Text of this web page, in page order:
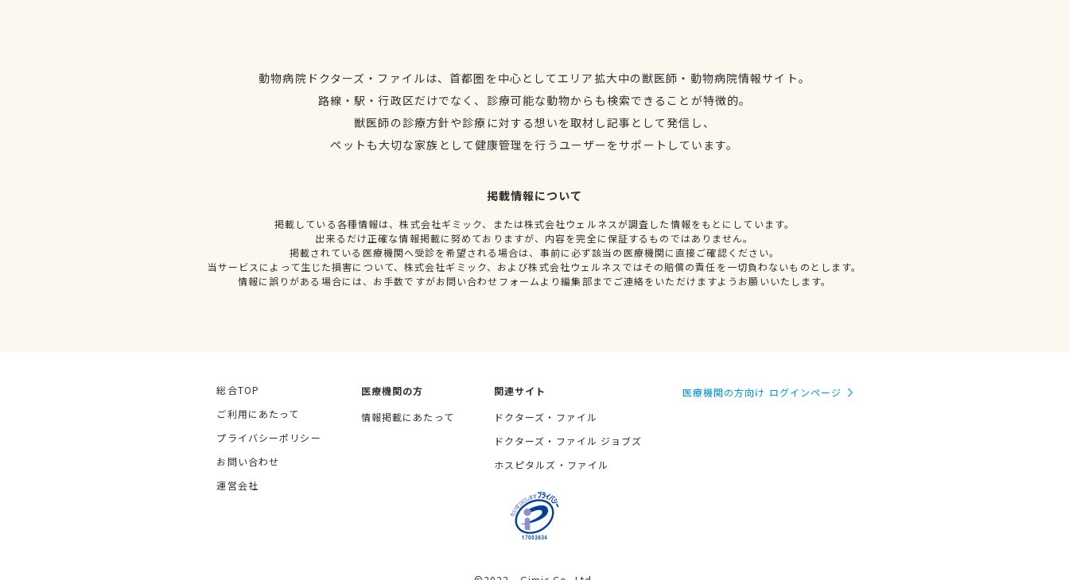
動物病院ドクターズ・ファイルは、首都圏を中心としてエリア拡大中の獣医師・動物病院情報サイト。
路線・駅・行政区だけでなく、診療可能な動物からも検索できることが特徴的。
獣医師の診療方針や診療に対する想いを取材し記事として発信し、
ペットも大切な家族として健康管理を行うユーザーをサポートしています。
掲載情報について
掲載している各種情報は、株式会社ギミック、または株式会社ウェルネスが調査した情報をもとにしています。
出来るだけ正確な情報掲載に努めておりますが、内容を完全に保証するものではありません。
掲載されている医療機関へ受診を希望される場合は、事前に必ず該当の医療機関に直接ご確認ください。
当サービスによって生じた損害について、株式会社ギミック、および株式会社ウェルネスではその賠償の責任を一切負わないものとします。
情報に誤りがある場合には、お手数ですがお問い合わせフォームより編集部までご連絡をいただけますようお願いいたします。
総合TOP
ご利用にあたって
プライバシーポリシー
お問い合わせ
運営会社
医療機関の方
情報掲載にあたって
関連サイト
ドクターズ・ファイル
ドクターズ・ファイル ジョブズ
ホスピタルズ・ファイル
医療機関の方向け ログインページ